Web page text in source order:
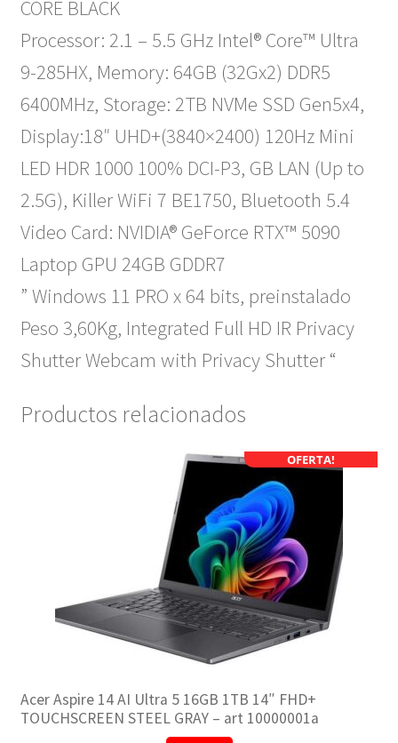
CORE BLACK
Processor: 2.1 – 5.5 GHz Intel® Core™ Ultra
9-285HX, Memory: 64GB (32Gx2) DDR5
6400MHz, Storage: 2TB NVMe SSD Gen5x4,
Display:18″ UHD+(3840×2400) 120Hz Mini
LED HDR 1000 100% DCI-P3, GB LAN (Up to
2.5G), Killer WiFi 7 BE1750, Bluetooth 5.4
Video Card: NVIDIA® GeForce RTX™ 5090
Laptop GPU 24GB GDDR7
” Windows 11 PRO x 64 bits, preinstalado
Peso 3,60Kg, Integrated Full HD IR Privacy
Shutter Webcam with Privacy Shutter “
Productos relacionados
OFERTA!
Acer Aspire 14 AI Ultra 5 16GB 1TB 14″ FHD+
TOUCHSCREEN STEEL GRAY – art 10000001a